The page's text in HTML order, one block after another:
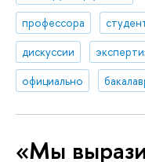
профессора
дискуссии
официально
«Мы